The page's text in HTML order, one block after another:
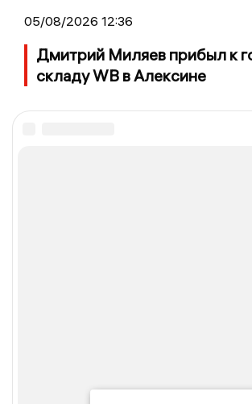
05/08/2026 12:36
Дмитрий Миляев прибыл к
складу WB в Алексине